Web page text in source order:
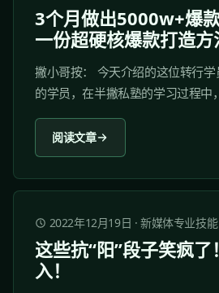
3个月做出5000w+爆
一份超硬核爆款打造方
撇小哥按： 今天介绍的这位转行
的学员，在半撇私塾的学习过程中
行的求职路上，他以突出的成绩和
了心仪的公司。现如今，他在工作
成绩。 接下来，我们就一起来听听
阅读文章
2022年12月19日 ·新媒体专业技能
这些抗“阳”段子笑疯了
入！